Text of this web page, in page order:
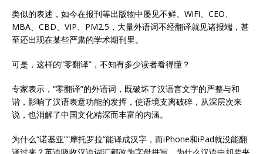
类似的表述，如今在报刊等出版物中屡见不鲜。WiFi、CEO、
MBA、CBD、VIP、PM2.5，大量外语词不经翻译就见诸报端，甚
至还出现在某些严肃的学术期刊里。
可是，这样的“零翻译”，不知有多少读者看得懂？
专家表示，“零翻译”的外语词，既破坏了汉语言文字的严整与和
谐，影响了汉语表意功能的发挥，使语境支离破碎，从深层次来
说，也消解了中国文化精深而丰富的内涵。
为什么“诺基亚”“摩托罗拉”能译成汉字，而iPhone和iPad就没能翻